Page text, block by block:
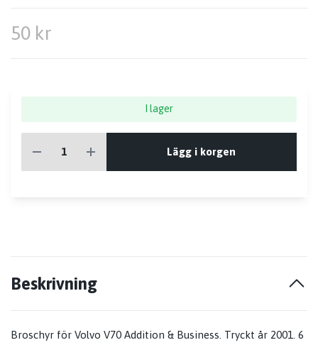
50 kr
I lager
Lägg i korgen
Beskrivning
Broschyr för Volvo V70 Addition & Business. Tryckt år 2001. 6